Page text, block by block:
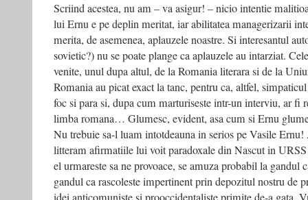
Scriind acestea, nu am – va asigur! – nicio intentie
lui Ernu e pe deplin meritat, iar abilitatea managerizarii
merita, de asemenea, aplauzele noastre. Si interesantul
sovietic?) nu se poate plange ca aplauzele au intarziat.
venite, unul dupa altul, de la Romania literara si de la
Romania au picat exact la tanc, pentru ca, altfel,
foc si para si, dupa cum marturiseste intr-un interviu, ar fi
limba romana… Glumesc, evident, asa cum si Ernu
Nu trebuie sa-l luam intotdeauna in serios pe Vasile
litteram afirmatiile lui voit paradoxale din Nascut in URSS
el urmareste sa ne provoace, se amuza probabil la gandul
gandul ca rascoleste impertinent prin depozitul nostru de